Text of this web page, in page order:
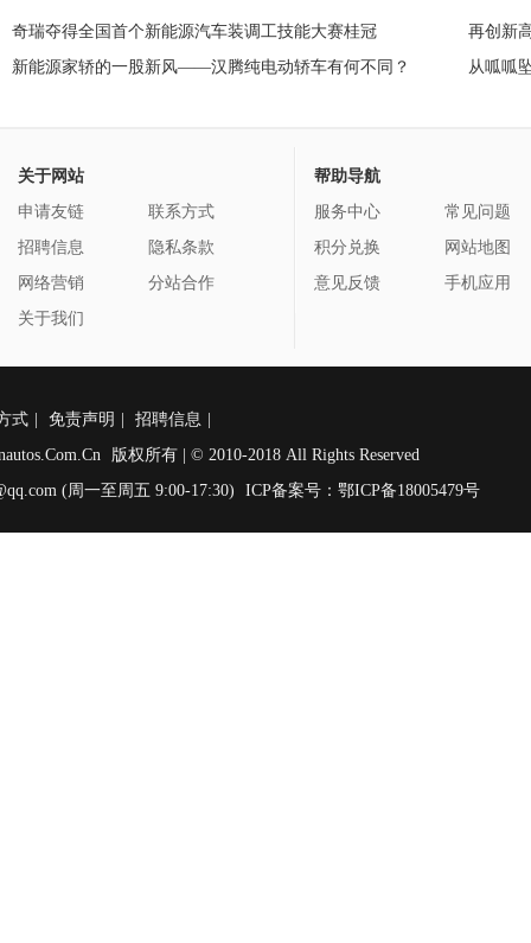
奇瑞夺得全国首个新能源汽车装调工技能大赛桂冠
再创新
新能源家轿的一股新风——汉腾纯电动轿车有何不同？
从呱呱
关于网站
申请友链
联系方式
招聘信息
隐私条款
网络营销
分站合作
关于我们
帮助导航
服务中心
常见问题
积分兑换
网站地图
意见反馈
手机应用
式 免责声明 招聘信息
版权所有 | © 2010-2018 All Rights Reserved
(周一至周五 9:00-17:30)
ICP备案号：鄂ICP备18005479号